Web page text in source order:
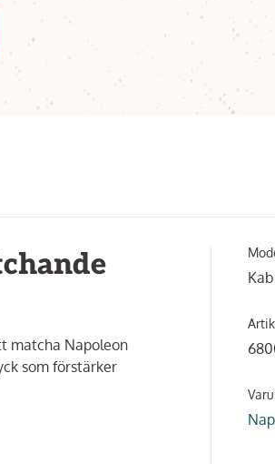
matcha Napoleon
som förstärker